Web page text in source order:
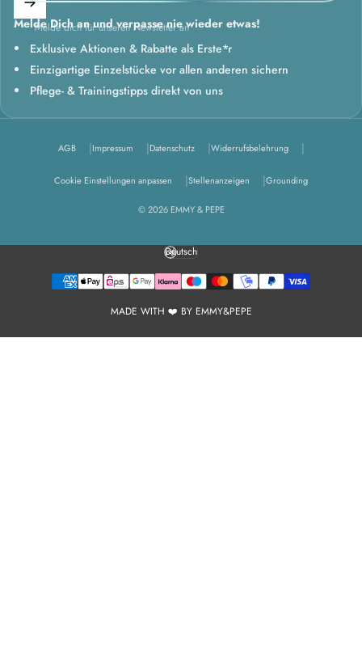
Melde dich für unseren Newsletter an
Melde Dich an und verpasse nie wieder etwas!
Exklusive Aktionen & Rabatte als Erste*r
Einzigartige Einzelstücke vor allen anderen sichern
Pflege- & Trainingstipps direkt von uns
AGB Impressum Datenschutz Widerrufsbelehrung
Cookie Einstellungen anpassen Stellenanzeigen Grounding
© 2026 EMMY & PEPE
MADE WITH ❤️ BY EMMY&PEPE
Sprache
Deutsch